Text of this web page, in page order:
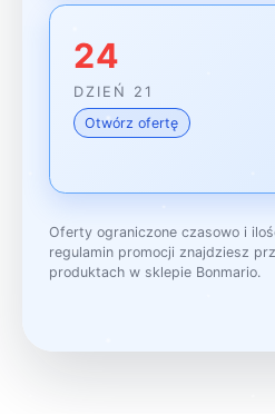
24
DZIEŃ 21
Otwórz ofertę
Oferty ograniczone czasowo i
regulamin promocji znajdziesz
produktach w sklepie Bonmario.